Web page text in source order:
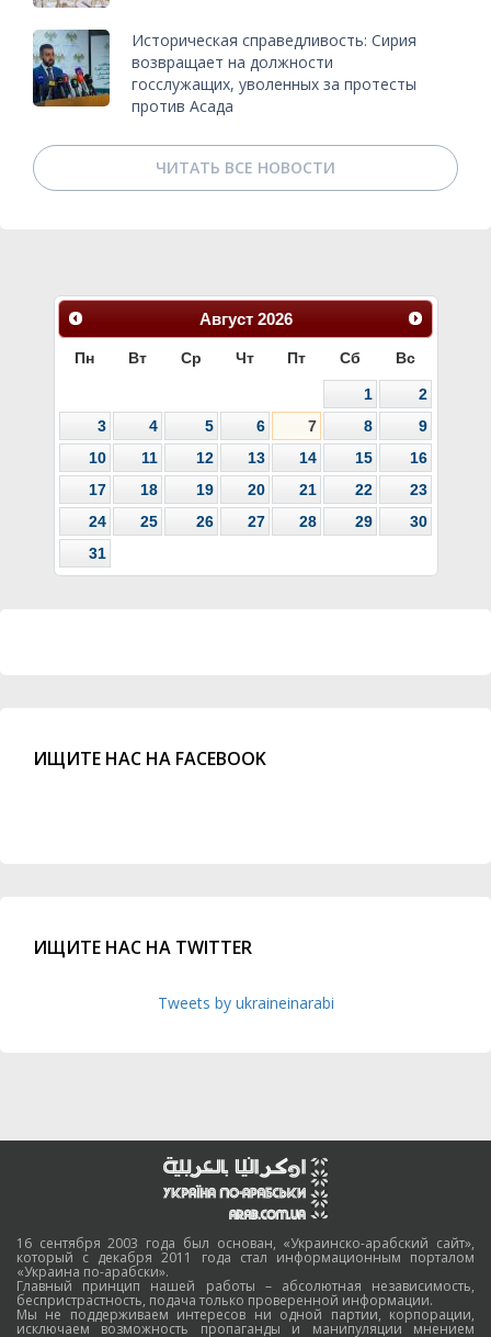
Историческая справедливость: Сирия
возвращает на должности
госслужащих, уволенных за протесты
против Асада
ЧИТАТЬ ВСЕ НОВОСТИ
Август 2026
Пн Вт Ср Чт Пт Сб Вс
1
2
3
4 5 6 7 8
9
10
11 12 13 14 15
16
17
18 19 20 21 22
23
24
25 26 27 28 29
30
31
ИЩИТЕ НАС НА FACEBOOK
ИЩИТЕ НАС НА TWITTER
Tweets by ukraineinarabi
16 сентября 2003 года был основан, «Украинско-арабский сайт»,
который с декабря 2011 года стал информационным порталом
«Украина по-арабски».
Главный принцип нашей работы – абсолютная независимость,
беспристрастность, подача только проверенной информации.
Мы не поддерживаем интересов ни одной партии, корпорации,
исключаем возможность пропаганды и манипуляции мнением